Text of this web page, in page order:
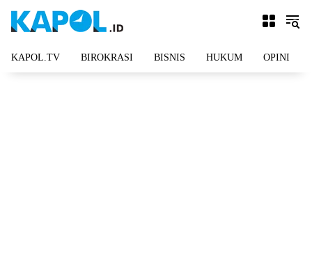
KAPOL.TV BIROKRASI BISNIS HUKUM OPINI